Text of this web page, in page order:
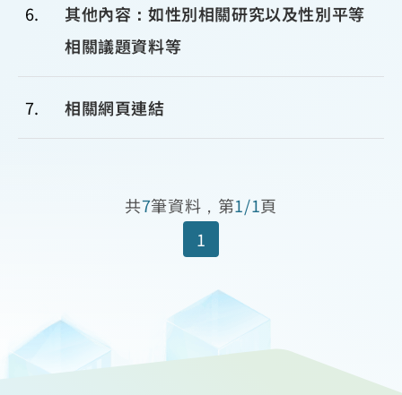
6
其他內容：如性別相關研究以及性別平等
相關議題資料等
7 相關網頁連結
共7筆資料，第1/1頁
1